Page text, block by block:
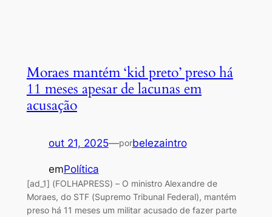
Moraes mantém ‘kid preto’ preso há
11 meses apesar de lacunas em
acusação
out 21, 2025—porbelezaintro
emPolítica
[ad_1] (FOLHAPRESS) – O ministro Alexandre de
Moraes, do STF (Supremo Tribunal Federal), mantém
preso há 11 meses um militar acusado de fazer parte